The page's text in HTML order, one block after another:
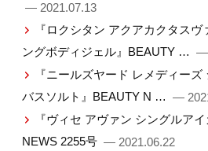
— 2021.07.13
『ロクシタン アクアカクタス
ングボディジェル』BEAUTY … —
『ニールズヤード レメディー
バスソルト』BEAUTY N … —
『ヴィセ アヴァン シングルア
NEWS 2255号 — 2021.06.22